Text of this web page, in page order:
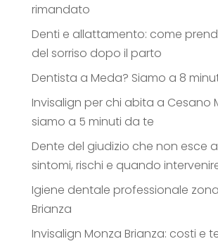
rimandato
Denti e allattamento: come
del sorriso dopo il parto
Dentista a Meda? Siamo a 8
Invisalign per chi abita a Cesano
siamo a 5 minuti da te
Dente del giudizio che non esce
sintomi, rischi e quando
Igiene dentale professionale
Brianza
Invisalign Monza Brianza: costi e